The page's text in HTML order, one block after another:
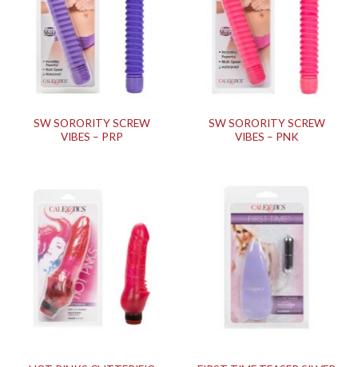
SW SORORITY SCREW
VIBES – PRP
SW SORORITY SCREW
VIBES – PNK